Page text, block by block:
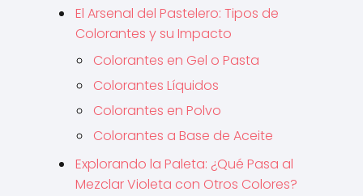
El Arsenal del Pastelero: Tipos de
Colorantes y su Impacto
Colorantes en Gel o Pasta
Colorantes Líquidos
Colorantes en Polvo
Colorantes a Base de Aceite
Explorando la Paleta: ¿Qué Pasa al
Mezclar Violeta con Otros Colores?